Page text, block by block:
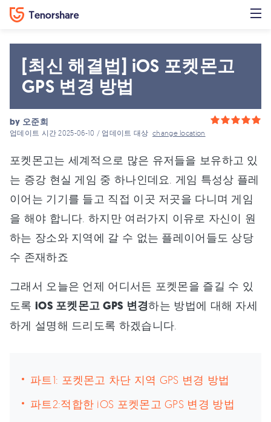
[최신 해결법] iOS 포켓몬고
GPS 변경 방법
by 오준희
업데이트 시간 2025-06-10 / 업데이트 대상change location
포켓몬고는 세계적으로 많은 유저들을 보유하고 있
는 증강 현실 게임 중 하나인데요. 게임 특성상 플레
이어는 기기를 들고 직접 이곳 저곳을 다니며 게임
을 해야 합니다. 하지만 여러가지 이유로 자신이 원
하는 장소와 지역에 갈 수 없는 플레이어들도 상당
수 존재하죠
그래서 오늘은 언제 어디서든 포켓몬을 즐길 수 있
도록 iOS 포켓몬고 GPS 변경하는 방법에 대해 자세
하게 설명해 드리도록 하겠습니다.
파트1: 포켓몬고 차단 지역 GPS 변경 방법
파트2:적합한 iOS 포켓몬고 GPS 변경 방법